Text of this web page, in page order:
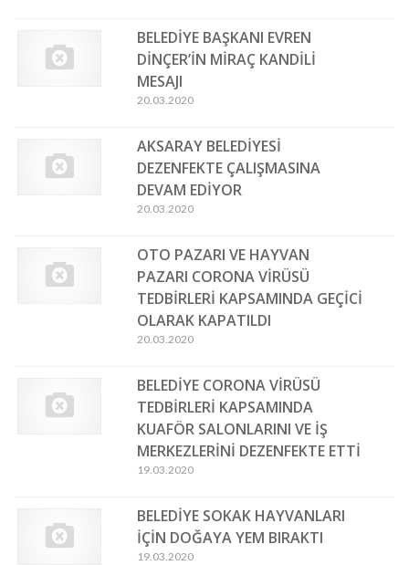
BELEDİYE BAŞKANI EVREN
DİNÇER’İN MİRAÇ KANDİLİ
MESAJI
20.03.2020
AKSARAY BELEDİYESİ
DEZENFEKTE ÇALIŞMASINA
DEVAM EDİYOR
20.03.2020
OTO PAZARI VE HAYVAN
PAZARI CORONA VİRÜSÜ
TEDBİRLERİ KAPSAMINDA GEÇİCİ
OLARAK KAPATILDI
20.03.2020
BELEDİYE CORONA VİRÜSÜ
TEDBİRLERİ KAPSAMINDA
KUAFÖR SALONLARINI VE İŞ
MERKEZLERİNİ DEZENFEKTE ETTİ
19.03.2020
BELEDİYE SOKAK HAYVANLARI
İÇİN DOĞAYA YEM BIRAKTI
19.03.2020